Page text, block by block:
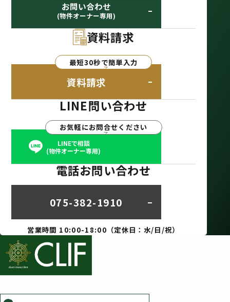
お問い合わせ
(物件オーナー専用)
資料請求
最短30秒で簡単入力
資料請求
LINE問い合わせ
お気軽にお問合せください
LINEで相談
(物件オーナー専用)
電話お問い合わせ
075-382-1910
営業時間 10:00-18:00（定休日：水/日/祝）